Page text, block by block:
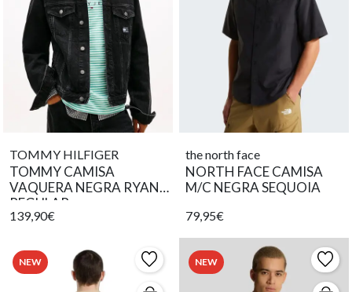
TOMMY HILFIGER
TOMMY CAMISA
VAQUERA NEGRA RYAN
REGULAR
139,90€
the north face
NORTH FACE CAMISA
M/C NEGRA SEQUOIA
79,95€
NEW NEW